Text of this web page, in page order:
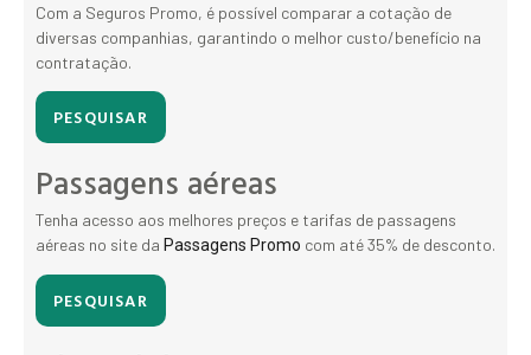
Com a Seguros Promo, é possível comparar a cotação de
diversas companhias, garantindo o melhor custo/benefício na
contratação.
PESQUISAR
Passagens aéreas
Tenha acesso aos melhores preços e tarifas de passagens
aéreas no site da Passagens Promo com até 35% de desconto.
PESQUISAR